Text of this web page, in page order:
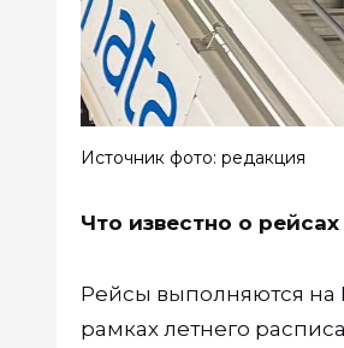
Источник фото: редакция
Что известно о рейсах
Рейсы выполняются на
рамках летнего